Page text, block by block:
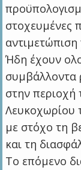
στοχευμένες
Ήδη έχουν
συμβάλλοντα
στην περιοχή
Λευκοχωρίου
με στόχο τη
και τη
Το επόμενο